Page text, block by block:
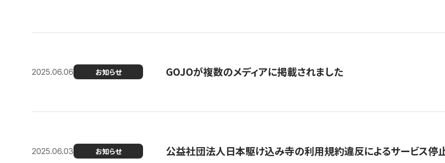
2025.06.06 お知らせ GOJOが複数のメディアに掲載されました
2025.06.03 お知らせ 公益社団法人日本駆け込み寺の利用規約違反によるサービス停